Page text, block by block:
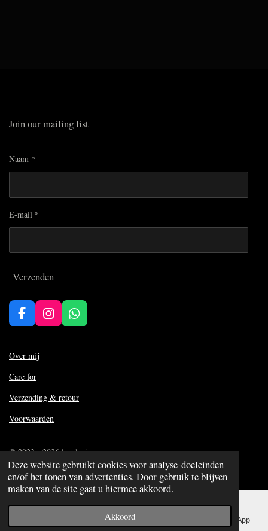
Deze website gebruikt cookies voor analyse-doeleinden
en/of het tonen van advertenties. Door gebruik te blijven
maken van de site gaat u hiermee akkoord.
Akkoord
Join our mailing list
Naam *
E-mail *
Verzenden
F
a
e
o
k
I
n
a
W
h
p
Over mij
Care for
Verzending & retour
Voorwaarden
© 2023 - 2026 lexclusive
Powered byJouwWeb
Telefoonnummer WhatsApp